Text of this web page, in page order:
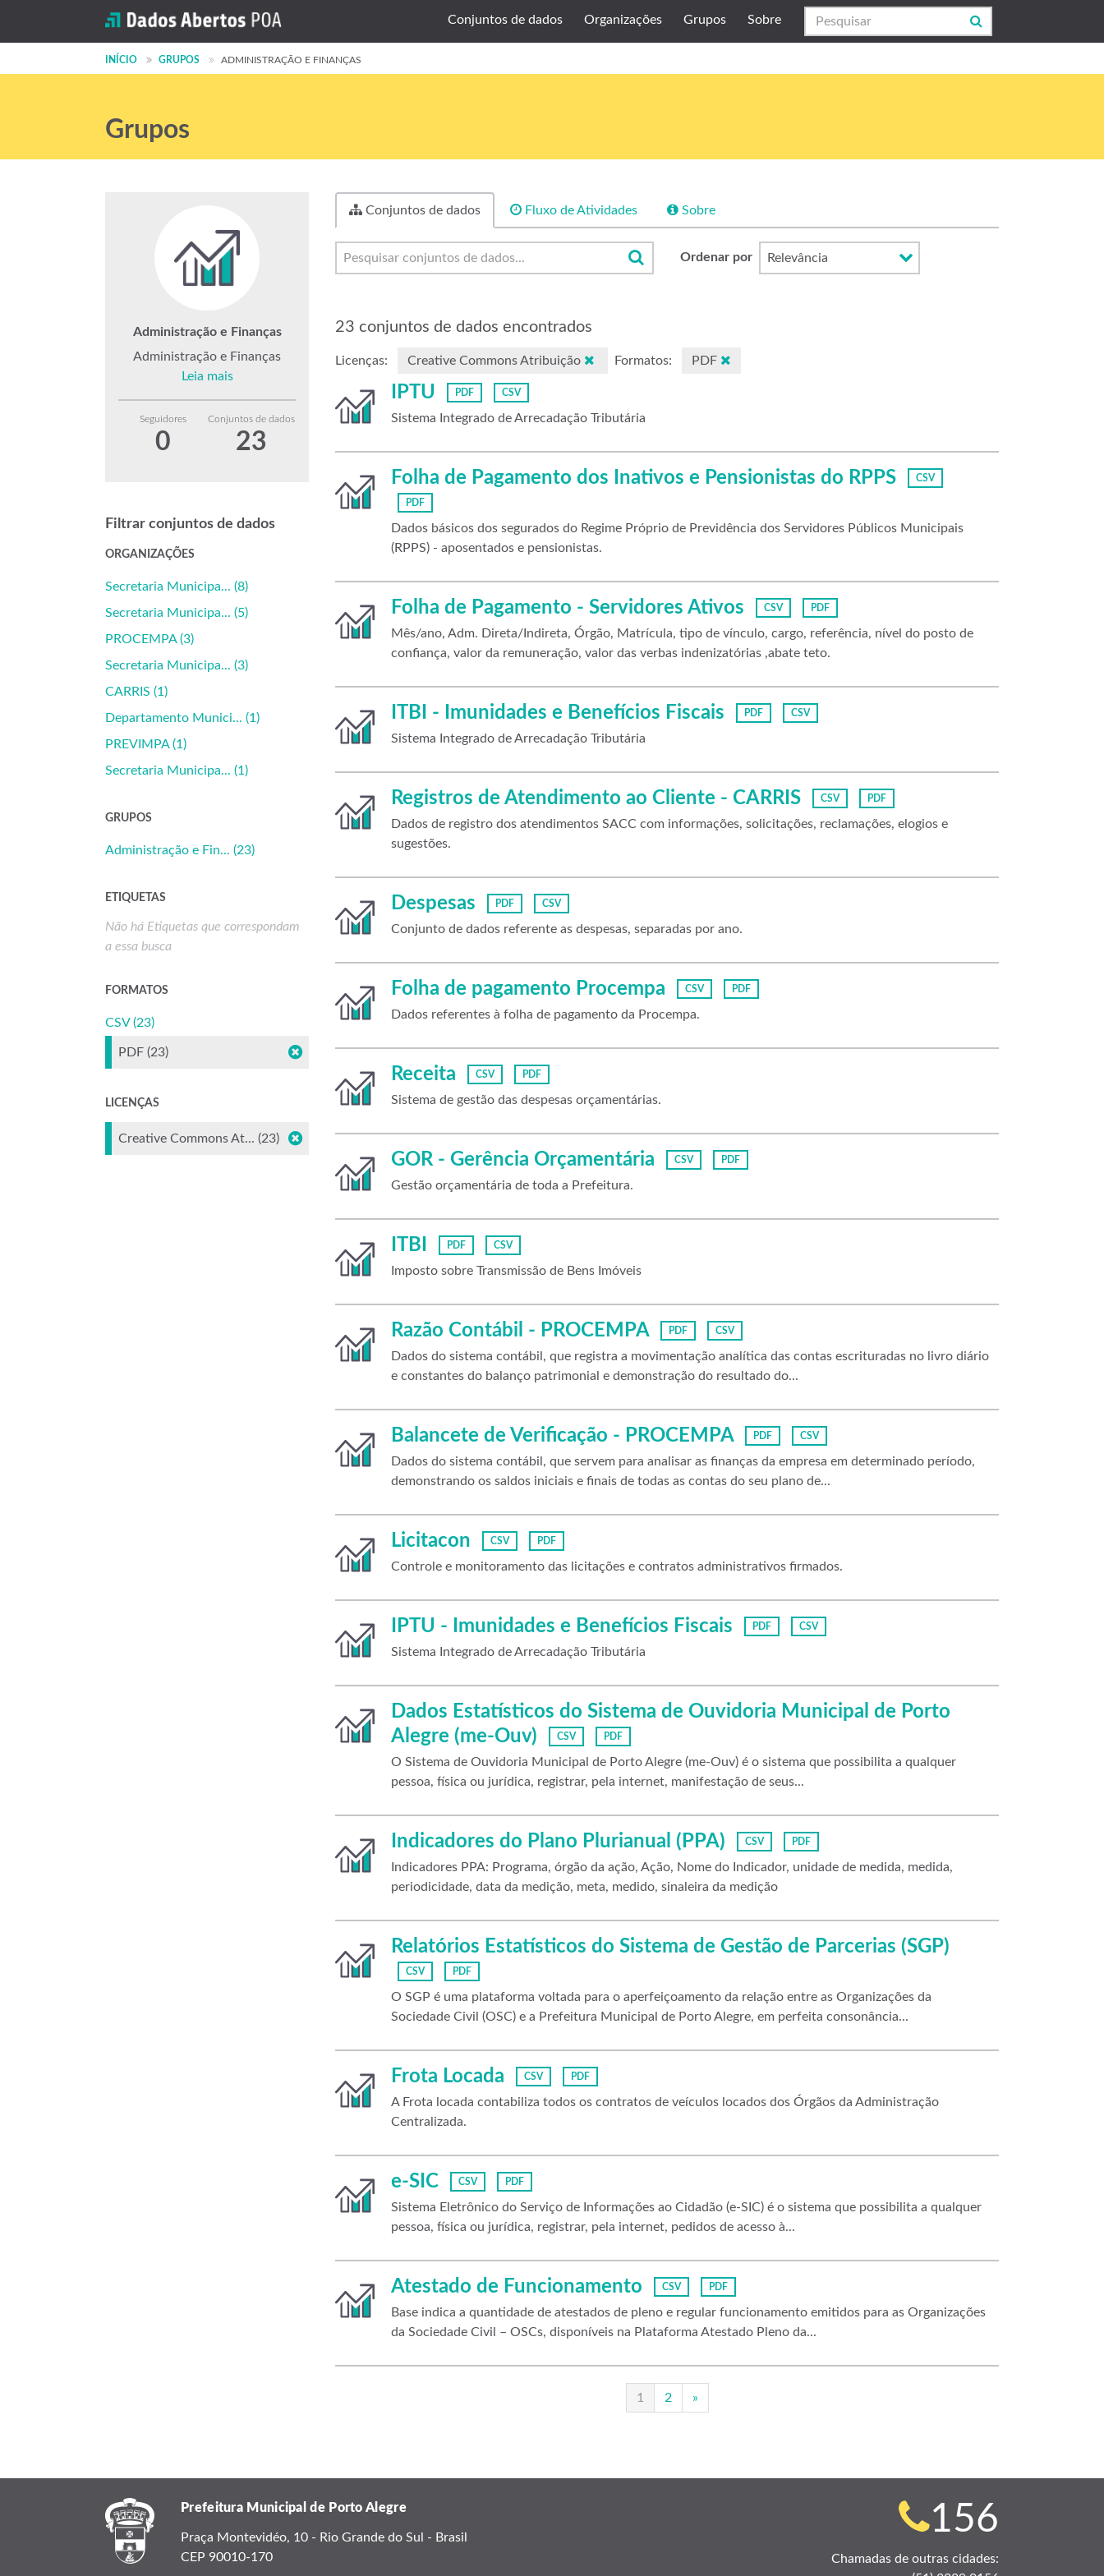
Conjuntos de dados Organizações Grupos Sobre
INÍCIO GRUPOS ADMINISTRAÇÃO E FINANÇAS
Grupos
Conjuntos de dados Fluxo de Atividades Sobre
Ordenar por
23 conjuntos de dados encontrados
Licenças: Creative Commons Atribuição Formatos: PDF
IPTU PDF CSV
Sistema Integrado de Arrecadação Tributária
Folha de Pagamento dos Inativos e Pensionistas do RPPS CSV
PDF
Dados básicos dos segurados do Regime Próprio de Previdência dos Servidores Públicos Municipais
(RPPS) - aposentados e pensionistas.
Folha de Pagamento - Servidores Ativos CSV PDF
Mês/ano, Adm. Direta/Indireta, Órgão, Matrícula, tipo de vínculo, cargo, referência, nível do posto de
confiança, valor da remuneração, valor das verbas indenizatórias ,abate teto.
ITBI - Imunidades e Benefícios Fiscais PDF CSV
Sistema Integrado de Arrecadação Tributária
Registros de Atendimento ao Cliente - CARRIS CSV PDF
Dados de registro dos atendimentos SACC com informações, solicitações, reclamações, elogios e
sugestões.
Despesas PDF CSV
Conjunto de dados referente as despesas, separadas por ano.
Folha de pagamento Procempa CSV PDF
Dados referentes à folha de pagamento da Procempa.
Receita CSV PDF
Sistema de gestão das despesas orçamentárias.
GOR - Gerência Orçamentária CSV PDF
Gestão orçamentária de toda a Prefeitura.
ITBI PDF CSV
Imposto sobre Transmissão de Bens Imóveis
Razão Contábil - PROCEMPA PDF CSV
Dados do sistema contábil, que registra a movimentação analítica das contas escrituradas no livro diário
e constantes do balanço patrimonial e demonstração do resultado do...
Balancete de Verificação - PROCEMPA PDF CSV
Dados do sistema contábil, que servem para analisar as finanças da empresa em determinado período,
demonstrando os saldos iniciais e finais de todas as contas do seu plano de...
Licitacon CSV PDF
Controle e monitoramento das licitações e contratos administrativos firmados.
IPTU - Imunidades e Benefícios Fiscais PDF CSV
Sistema Integrado de Arrecadação Tributária
Dados Estatísticos do Sistema de Ouvidoria Municipal de Porto
Alegre (me-Ouv)
CSV PDF
O Sistema de Ouvidoria Municipal de Porto Alegre (me-Ouv) é o sistema que possibilita a qualquer
pessoa, física ou jurídica, registrar, pela internet, manifestação de seus...
Indicadores do Plano Plurianual (PPA) CSV PDF
Indicadores PPA: Programa, órgão da ação, Ação, Nome do Indicador, unidade de medida, medida,
periodicidade, data da medição, meta, medido, sinaleira da medição
Relatórios Estatísticos do Sistema de Gestão de Parcerias (SGP)
CSV PDF
O SGP é uma plataforma voltada para o aperfeiçoamento da relação entre as Organizações da
Sociedade Civil (OSC) e a Prefeitura Municipal de Porto Alegre, em perfeita consonância...
Frota Locada CSV PDF
A Frota locada contabiliza todos os contratos de veículos locados dos Órgãos da Administração
Centralizada.
e-SIC CSV PDF
Sistema Eletrônico do Serviço de Informações ao Cidadão (e-SIC) é o sistema que possibilita a qualquer
pessoa, física ou jurídica, registrar, pela internet, pedidos de acesso à...
Atestado de Funcionamento CSV PDF
Base indica a quantidade de atestados de pleno e regular funcionamento emitidos para as Organizações
da Sociedade Civil – OSCs, disponíveis na Plataforma Atestado Pleno da...
1 2 »
Administração e Finanças
Administração e Finanças
Leia mais
Seguidores
0
Conjuntos de dados
23
Filtrar conjuntos de dados
ORGANIZAÇÕES
Secretaria Municipa... (8)
Secretaria Municipa... (5)
PROCEMPA (3)
Secretaria Municipa... (3)
CARRIS (1)
Departamento Munici... (1)
PREVIMPA (1)
Secretaria Municipa... (1)
GRUPOS
Administração e Fin... (23)
ETIQUETAS
Não há Etiquetas que correspondam
a essa busca
FORMATOS
CSV (23)
PDF (23)
LICENÇAS
Creative Commons At... (23)
Prefeitura Municipal de Porto Alegre
Praça Montevidéo, 10 - Rio Grande do Sul - Brasil
CEP 90010-170
Telefone
para
156
Chamadas de outras cidades: